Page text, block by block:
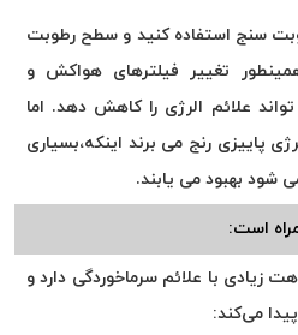
سنج استفاده کنید و سطح رطوبت
تغییر فیلترهای هواکش و
علائم الرژی را کاهش دهد. اما
پاییزی رنج می برند اینکه،بسیاری
شود بهبود می یابند.
است:
زیادی با علائم سرماخوردگی دارد و
پیدا می‌کند: